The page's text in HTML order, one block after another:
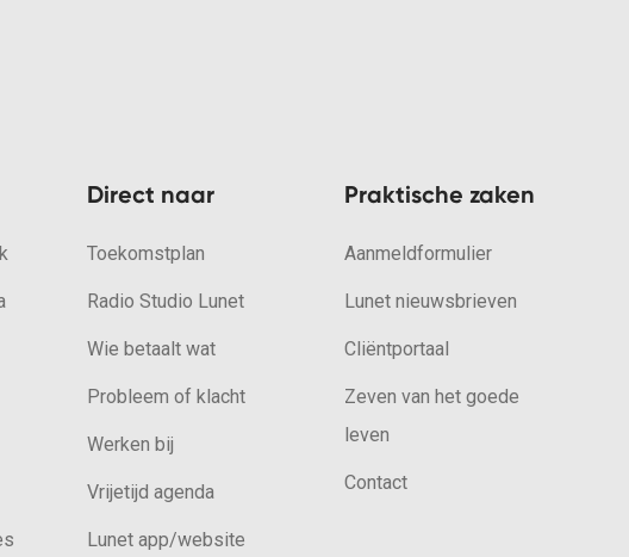
Direct naar
Toekomstplan
Radio Studio Lunet
Wie betaalt wat
Probleem of klacht
Werken bij
Vrijetijd agenda
Lunet app/website
Praktische zaken
Aanmeldformulier
Lunet nieuwsbrieven
Cliëntportaal
Zeven van het goede
leven
Contact